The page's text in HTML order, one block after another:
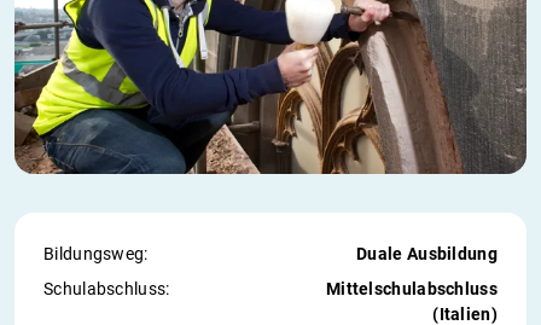
Bildungsweg:
Duale Ausbildung
Schul­abschluss:
Mittelschulabschluss
(Italien)